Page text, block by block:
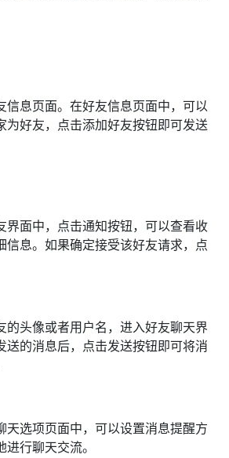
息页面。在好友信息页面中，可以
好友，点击添加好友按钮即可发送
界面中，点击通知按钮，可以查看收
息。如果确定接受该好友请求，点
头像或者用户名，进入好友聊天界
的消息后，点击发送按钮即可将消
选项页面中，可以设置消息提醒方
行聊天交流。